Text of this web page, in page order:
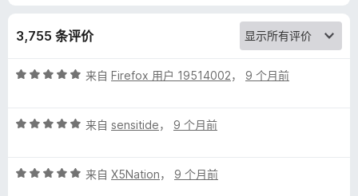
n
l
a
3,755 条评价
评
/
来自 Firefox 用户 19514002， 9 个月前
评
/
来自 sensitide， 9 个月前
评
来自 X5Nation， 9 个月前